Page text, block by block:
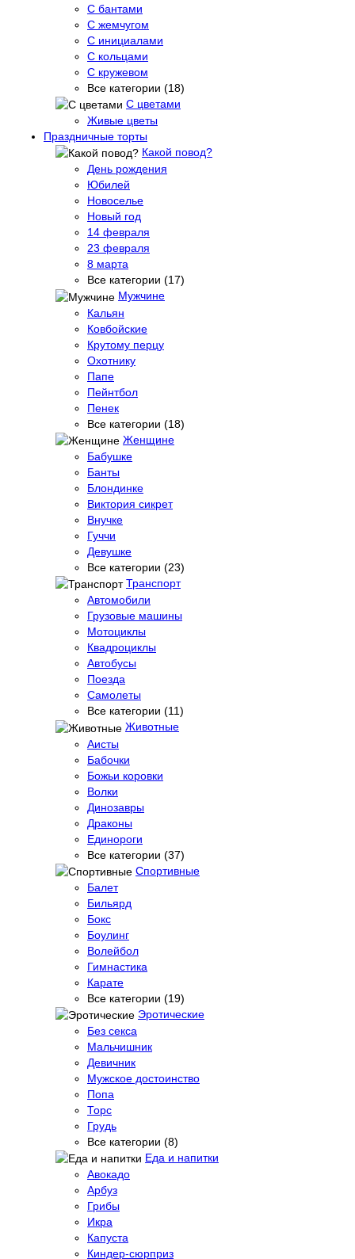
С бантами
С жемчугом
С инициалами
С кольцами
С кружевом
Все категории (18)
С цветами
Живые цветы
Праздничные торты
Какой повод?
День рождения
Юбилей
Новоселье
Новый год
14 февраля
23 февраля
8 марта
Все категории (17)
Мужчине
Кальян
Ковбойские
Крутому перцу
Охотнику
Папе
Пейнтбол
Пенек
Все категории (18)
Женщине
Бабушке
Банты
Блондинке
Виктория сикрет
Внучке
Гуччи
Девушке
Все категории (23)
Транспорт
Автомобили
Грузовые машины
Мотоциклы
Квадроциклы
Автобусы
Поезда
Самолеты
Все категории (11)
Животные
Аисты
Бабочки
Божьи коровки
Волки
Динозавры
Драконы
Единороги
Все категории (37)
Спортивные
Балет
Бильярд
Бокс
Боулинг
Волейбол
Гимнастика
Карате
Все категории (19)
Эротические
Без секса
Мальчишник
Девичник
Мужское достоинство
Попа
Торс
Грудь
Все категории (8)
Еда и напитки
Авокадо
Арбуз
Грибы
Икра
Капуста
Киндер-сюрприз